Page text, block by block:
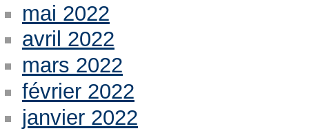
mai 2022
avril 2022
mars 2022
février 2022
janvier 2022